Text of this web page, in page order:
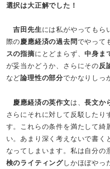
選択は大正解でした！
吉田先生には私がやってもら
際の慶應経済の過去問でやって
スの指摘にとどまらず、中身ま
が妥当かどうか、さらにその反
など論理性の部分でかなりしっ
慶應経済の英作文は、長文か
さらにそれに対して反駁したり
す。これらの条件を満たして綺
い。あまり深く考えないで書く
なってしまいます。私は自分
検のライティングしかほぼやっ